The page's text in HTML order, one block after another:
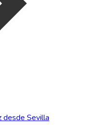
desde Sevilla